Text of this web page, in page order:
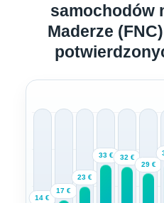
samochodów
Maderze
14 €
17 €
23 €
33 € 32 €
29 €